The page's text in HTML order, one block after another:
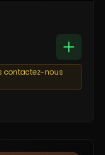
contactez-nous